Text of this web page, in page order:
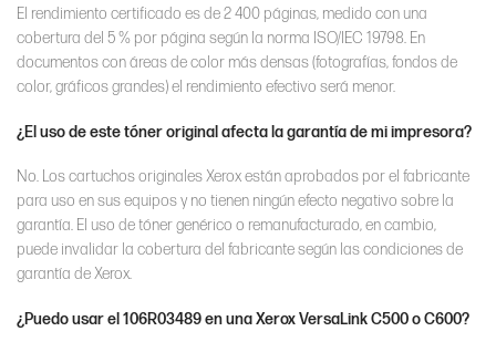
El rendimiento certificado es de 2 400 páginas, medido con una
cobertura del 5 % por página según la norma ISO/IEC 19798. En
documentos con áreas de color más densas (fotografías, fondos de
color, gráficos grandes) el rendimiento efectivo será menor.
¿El uso de este tóner original afecta la garantía de mi impresora?
No. Los cartuchos originales Xerox están aprobados por el fabricante
para uso en sus equipos y no tienen ningún efecto negativo sobre la
garantía. El uso de tóner genérico o remanufacturado, en cambio,
puede invalidar la cobertura del fabricante según las condiciones de
garantía de Xerox.
¿Puedo usar el 106R03489 en una Xerox VersaLink C500 o C600?